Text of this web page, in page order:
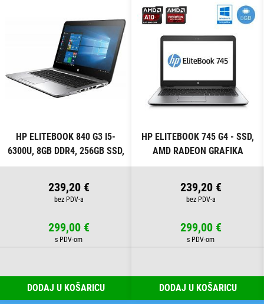
HP ELITEBOOK 840 G3 I5-
6300U, 8GB DDR4, 256GB SSD,
WIN PRO
239,20 €
299,00 €
DODAJ U KOŠARICU
HP ELITEBOOK 745 G4 - SSD,
AMD RADEON GRAFIKA
239,20 €
299,00 €
DODAJ U KOŠARICU